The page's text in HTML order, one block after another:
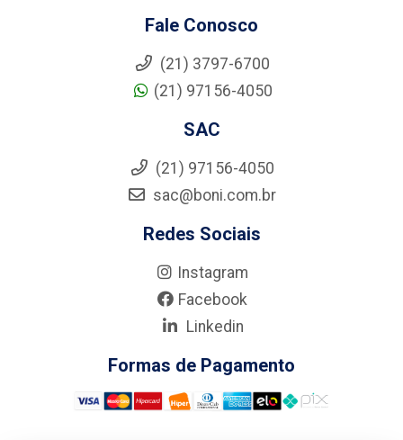
Fale Conosco
(21) 3797-6700
(21) 97156-4050
SAC
(21) 97156-4050
sac@boni.com.br
Redes Sociais
Instagram
Facebook
Linkedin
Formas de Pagamento